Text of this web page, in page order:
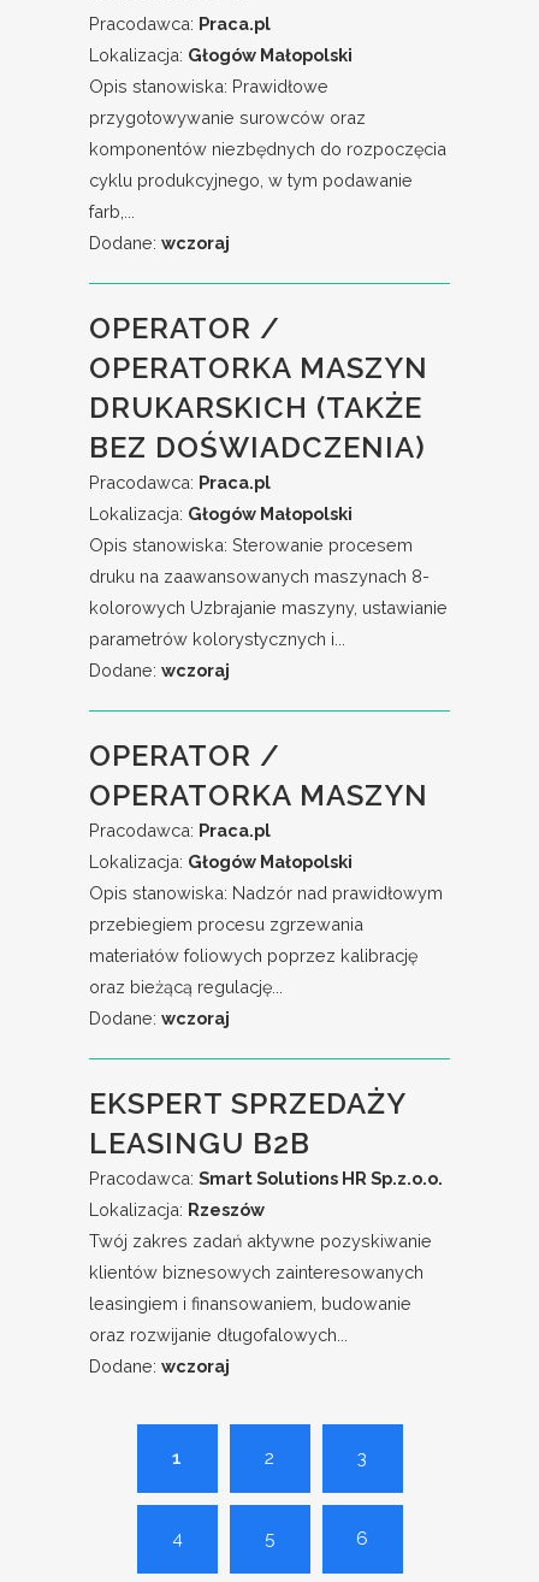
Pracodawca: Praca.pl
Lokalizacja: Głogów Małopolski
Opis stanowiska: Prawidłowe
przygotowywanie surowców oraz
komponentów niezbędnych do rozpoczęcia
cyklu produkcyjnego, w tym podawanie
farb,...
Dodane: wczoraj
OPERATOR /
OPERATORKA MASZYN
DRUKARSKICH (TAKŻE
BEZ DOŚWIADCZENIA)
Pracodawca: Praca.pl
Lokalizacja: Głogów Małopolski
Opis stanowiska: Sterowanie procesem
druku na zaawansowanych maszynach 8-
kolorowych Uzbrajanie maszyny, ustawianie
parametrów kolorystycznych i...
Dodane: wczoraj
OPERATOR /
OPERATORKA MASZYN
Pracodawca: Praca.pl
Lokalizacja: Głogów Małopolski
Opis stanowiska: Nadzór nad prawidłowym
przebiegiem procesu zgrzewania
materiałów foliowych poprzez kalibrację
oraz bieżącą regulację...
Dodane: wczoraj
EKSPERT SPRZEDAŻY
LEASINGU B2B
Pracodawca: Smart Solutions HR Sp.z.o.o.
Lokalizacja: Rzeszów
Twój zakres zadań aktywne pozyskiwanie
klientów biznesowych zainteresowanych
leasingiem i finansowaniem, budowanie
oraz rozwijanie długofalowych...
Dodane: wczoraj
1 2 3
4 5 6